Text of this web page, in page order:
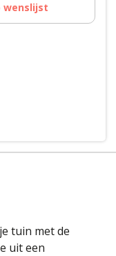
wenslijst
tuin met de
uit een